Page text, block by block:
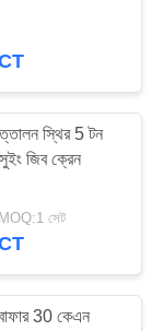
20
স্থির 5 টন
জিব ক্রেন
সেট
30 কেএন